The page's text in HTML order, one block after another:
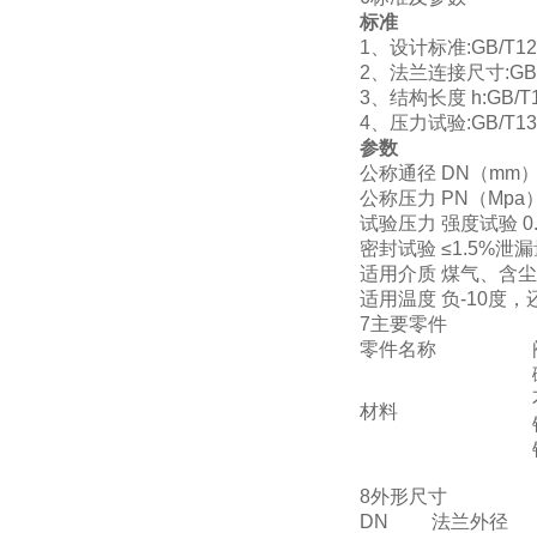
标准
1、设计标准:GB/
2、法兰连接尺寸
3、结构长度 h:GB/
4、压力试验:GB/
参数
公称通径 DN（mm
公称压力 PN（Mpa
试验压力 强度试验
密封试验 ≤1.5%泄漏
适用介质 煤气、含
适用温度 负-10度，
7主要零件
零件名称
材料
8外形尺寸
DN
法兰外径